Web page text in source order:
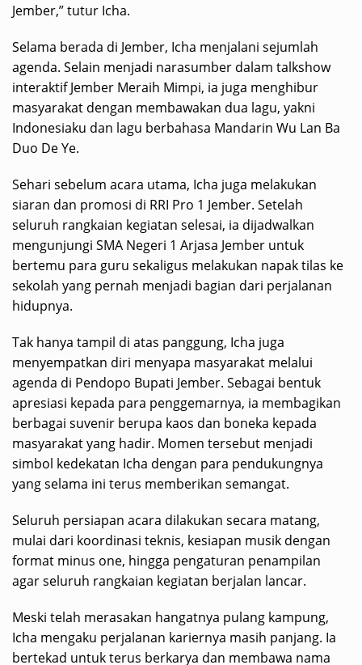
Jember,” tutur Icha.
Selama berada di Jember, Icha menjalani sejumlah
agenda. Selain menjadi narasumber dalam talkshow
interaktif Jember Meraih Mimpi, ia juga menghibur
masyarakat dengan membawakan dua lagu, yakni
Indonesiaku dan lagu berbahasa Mandarin Wu Lan Ba
Duo De Ye.
Sehari sebelum acara utama, Icha juga melakukan
siaran dan promosi di RRI Pro 1 Jember. Setelah
seluruh rangkaian kegiatan selesai, ia dijadwalkan
mengunjungi SMA Negeri 1 Arjasa Jember untuk
bertemu para guru sekaligus melakukan napak tilas ke
sekolah yang pernah menjadi bagian dari perjalanan
hidupnya.
Tak hanya tampil di atas panggung, Icha juga
menyempatkan diri menyapa masyarakat melalui
agenda di Pendopo Bupati Jember. Sebagai bentuk
apresiasi kepada para penggemarnya, ia membagikan
berbagai suvenir berupa kaos dan boneka kepada
masyarakat yang hadir. Momen tersebut menjadi
simbol kedekatan Icha dengan para pendukungnya
yang selama ini terus memberikan semangat.
Seluruh persiapan acara dilakukan secara matang,
mulai dari koordinasi teknis, kesiapan musik dengan
format minus one, hingga pengaturan penampilan
agar seluruh rangkaian kegiatan berjalan lancar.
Meski telah merasakan hangatnya pulang kampung,
Icha mengaku perjalanan kariernya masih panjang. Ia
bertekad untuk terus berkarya dan membawa nama